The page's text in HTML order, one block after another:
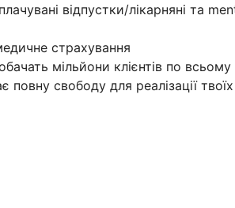
відпустки/лікарняні та
страхування
мільйони клієнтів по всьому
свободу для реалізації твоїх